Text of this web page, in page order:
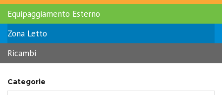
Equipaggiamento Esterno
Zona Letto
Ricambi
Categorie